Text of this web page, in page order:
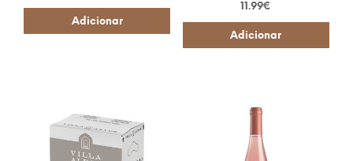
Adicionar
11.99€
Adicionar